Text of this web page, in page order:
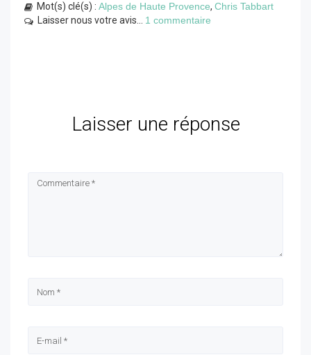
Mot(s) clé(s) : Alpes de Haute Provence, Chris Tabbart
Laisser nous votre avis... 1 commentaire
Laisser une réponse